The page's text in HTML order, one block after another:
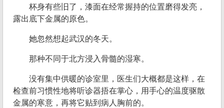
杯身有些旧了，漆面在经常握持的位置磨得发亮，
露出底下金属的原色。
她忽然想起武汉的冬天。
那种不同于北方浸入骨髓的湿寒。
没有集中供暖的诊室里，医生们大概都是这样，在
检查前习惯性地将听诊器捂在掌心，用手心的温度驱散
金属的寒意，再将它贴到病人胸前的。